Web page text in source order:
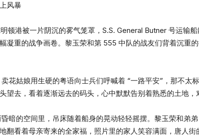
风暴
顿港被一片阴沉的雾气笼罩，S.S. General Butner 号运输
凝重的战争画卷。黎玉荣和第 555 中队的战友们背着沉重
花姑娘用生硬的粤语向士兵们呼喊着 “一路平安”，那不
望去，看着逐渐远去的码头，心中默默告别着熟悉的土地，
暗的空间里，吊床随着船身的晃动轻轻摇摆。黎玉荣和弟
翻看着母亲寄来的全家福，照片里的家人笑容满面，唐人